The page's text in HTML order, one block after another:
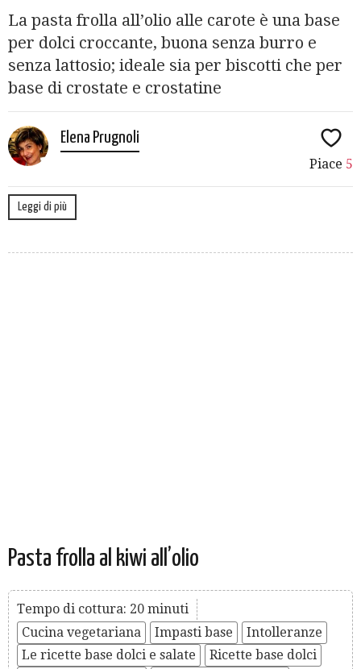
La pasta frolla all’olio alle carote è una base
per dolci croccante, buona senza burro e
senza lattosio; ideale sia per biscotti che per
base di crostate e crostatine
Elena Prugnoli
Piace 5
Leggi di più
Pasta frolla al kiwi all’olio
Tempo di cottura: 20 minuti
Cucina vegetariana
Impasti base
Intolleranze
Le ricette base dolci e salate
Ricette base dolci